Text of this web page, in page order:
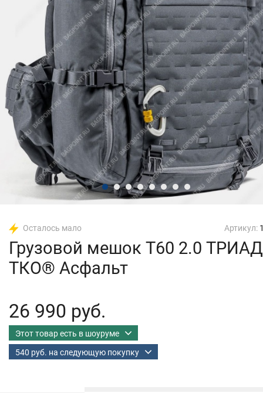
Осталось мало Артикул:
Грузовой мешок Т60 2.0
ТКО® Асфальт
26 990 руб.
Этот товар есть в шоуруме
540 руб. на следующую покупку